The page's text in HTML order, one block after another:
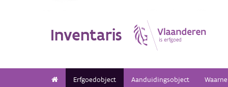
Inventaris
Erfgoedobject Aanduidingsobject